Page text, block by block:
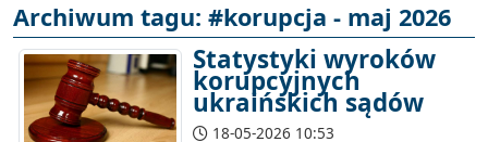
Archiwum tagu: #korupcja - maj 2026
Statystyki wyroków
korupcyjnych
ukraińskich sądów
18-05-2026 10:53